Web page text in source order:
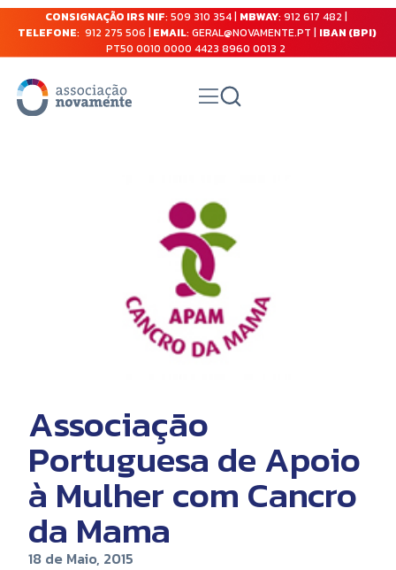
CONSIGNAÇÃO IRS NIF: 509 310 354 | MBWAY: 912 617 482 |
TELEFONE: 912 275 506 | EMAIL: GERAL@NOVAMENTE.PT | IBAN (BPI)
PT50 0010 0000 4423 8960 0013 2
Associação
Portuguesa de Apoio
à Mulher com Cancro
da Mama
18 de Maio, 2015